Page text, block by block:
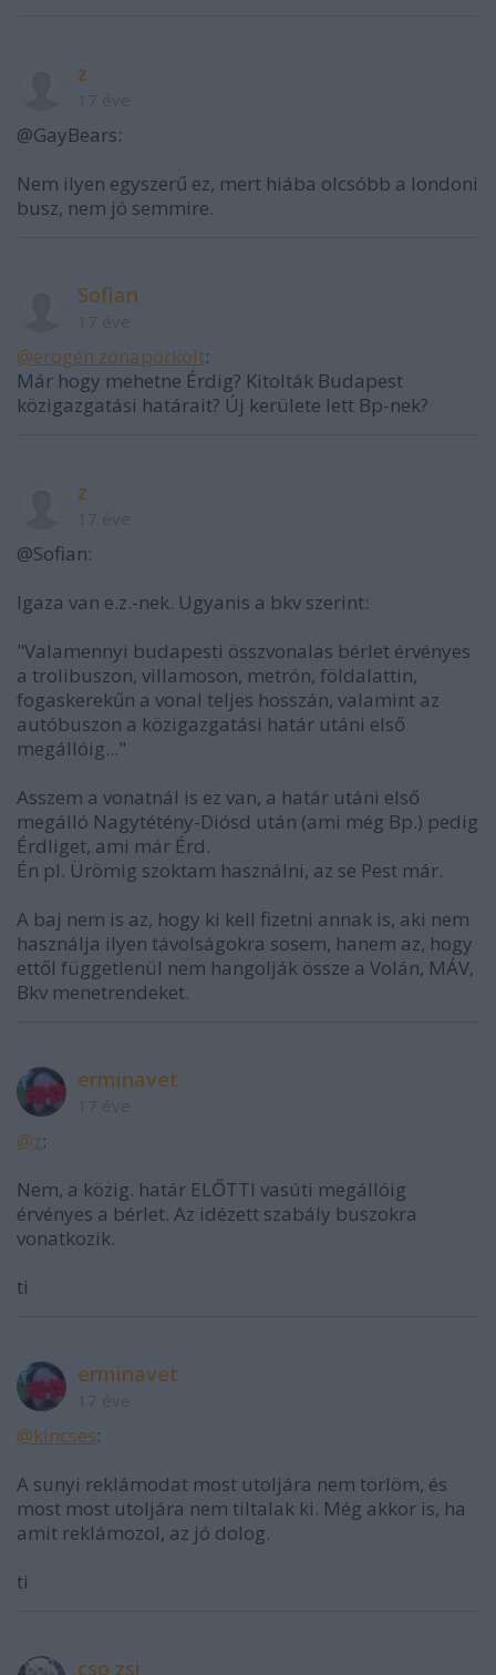
z
@GayBears:
Nem ilyen egyszerű ez, mert hiába olcsóbb a londoni
busz, nem jó semmire.
Sofian
@erogén zónapörkölt:
Már hogy mehetne Érdig? Kitolták Budapest
közigazgatási határait? Új kerülete lett Bp-nek?
z
@Sofian:
Igaza van e.z.-nek. Ugyanis a bkv szerint:
"Valamennyi budapesti összvonalas bérlet érvényes
a trolibuszon, villamoson, metrón, földalattin,
fogaskerekűn a vonal teljes hosszán, valamint az
autóbuszon a közigazgatási határ utáni első
megállóig..."
Asszem a vonatnál is ez van, a határ utáni első
megálló Nagytétény-Diósd után (ami még Bp.) pedig
Érdliget, ami már Érd.
Én pl. Ürömig szoktam használni, az se Pest már.
A baj nem is az, hogy ki kell fizetni annak is, aki nem
használja ilyen távolságokra sosem, hanem az, hogy
ettől függetlenül nem hangolják össze a Volán, MÁV,
Bkv menetrendeket.
erminavet
@z:
Nem, a közig. határ ELŐTTI vasúti megállóig
érvényes a bérlet. Az idézett szabály buszokra
vonatkozik.
ti
erminavet
@kincses:
A sunyi reklámodat most utoljára nem törlöm, és
most most utoljára nem tiltalak ki. Még akkor is, ha
amit reklámozol, az jó dolog.
ti
cso zsi